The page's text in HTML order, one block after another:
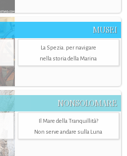
MUSEI
La Spezia. per navigare
nella storia della Marina
NONSOLOMARE
Il Mare della Tranquillità?
Non serve andare sulla Luna